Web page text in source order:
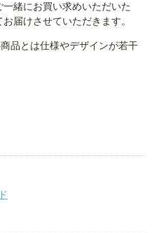
一緒にお買い求めいただいた
届けさせていただきます。
品とは仕様やデザインが若干